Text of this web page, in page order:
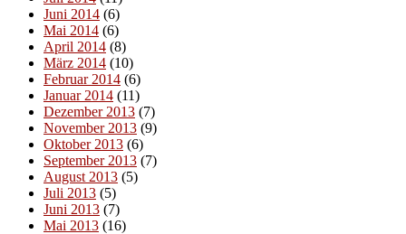
Juni 2014 (6)
Mai 2014 (6)
April 2014 (8)
März 2014 (10)
Februar 2014 (6)
Januar 2014 (11)
Dezember 2013 (7)
November 2013 (9)
Oktober 2013 (6)
September 2013 (7)
August 2013 (5)
Juli 2013 (5)
Juni 2013 (7)
Mai 2013 (16)